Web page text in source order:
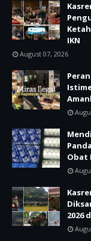
IKN
August 07, 2026
Obat
2026